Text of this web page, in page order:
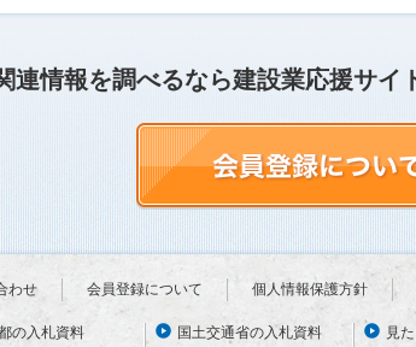
連情報を調べるなら建設業応援サイ
わせ 会員登録について 個人情報保護方針
の入札資料 国土交通省の入札資料 見